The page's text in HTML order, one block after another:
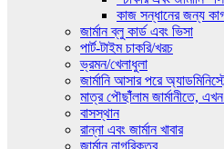
কাজ সন্ধানের জন্য
জার্মান ব্লু কার্ড এবং ভিসা
পার্ট-টাইম চাকরি/খরচ
ভ্রমন/খেলাধুলা
জার্মানি আসার পরে
মাত্র পৌছাঁঁলাম জার্মানীতে,
বাসস্থান
রান্না এবং জার্মান খাবার
জার্মান নাগরিকত্ব